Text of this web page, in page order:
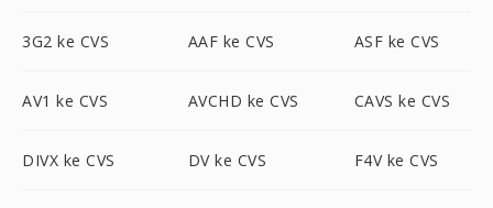
3G2 ke CVS AAF ke CVS ASF ke CVS
AV1 ke CVS AVCHD ke CVS CAVS ke CVS
DIVX ke CVS DV ke CVS F4V ke CVS